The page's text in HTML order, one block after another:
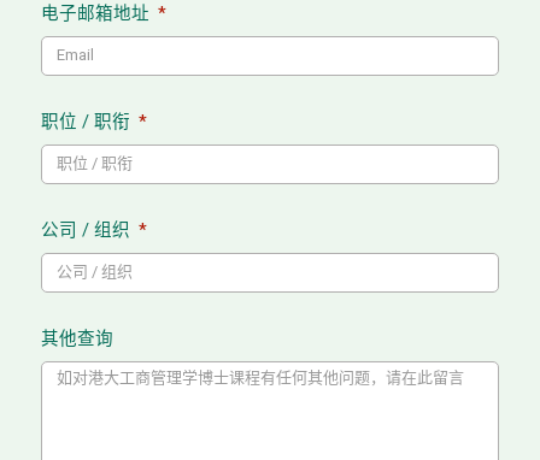
电子邮箱地址
职位 / 职衔
公司 / 组织
其他查询